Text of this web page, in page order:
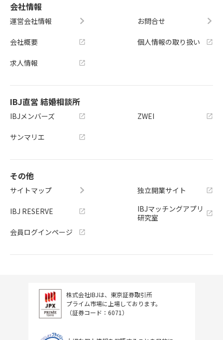
会社情報
運営会社情報
会社概要
求人情報
お問合せ
個人情報の取り扱い
IBJ直営 結婚相談所
IBJメンバーズ
サンマリエ
ZWEI
その他
サイトマップ
IBJ RESERVE
会員ログインページ
独立開業サイト
IBJマッチングアプリ
研究室
株式会社IBJは、東京証券取引所
プライム市場に上場しております。
（証券コード：6071）